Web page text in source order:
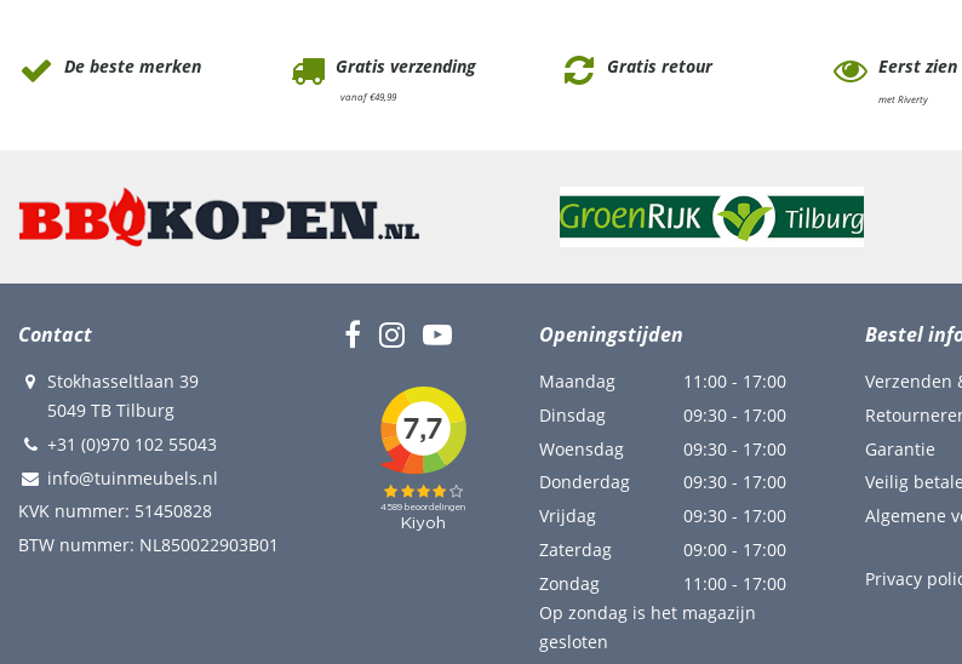
De beste merken Gratis verzending
vanaf €49,99
Gratis retour Eerst
met Riverty
Contact
Stokhasseltlaan 39
5049 TB Tilburg
+31 (0)970 102 55043
info@tuinmeubels.nl
KVK nummer: 51450828
BTW nummer: NL850022903B01
Openingstijden
Maandag
11:00 - 17:00
Dinsdag
09:30 - 17:00
Woensdag
09:30 - 17:00
Donderdag
09:30 - 17:00
Vrijdag
09:30 - 17:00
Zaterdag
09:00 - 17:00
Zondag
11:00 - 17:00
Op zondag is het magazijn
gesloten
Bestel
Verzenden
Garantie
Veilig
Algemene
Privacy